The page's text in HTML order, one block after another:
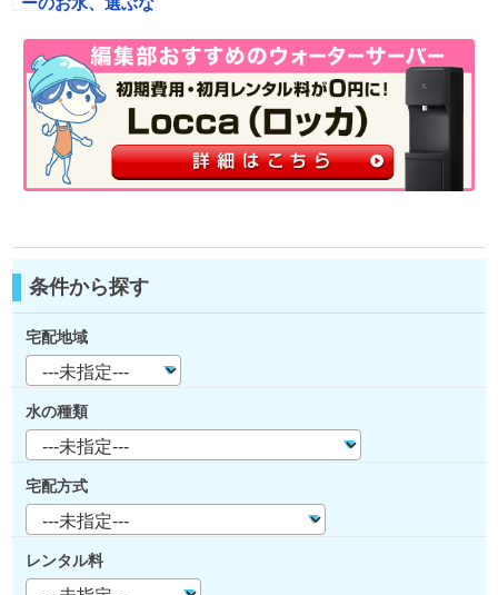
とRO水の違いを
徹底比較！
条件から探す
宅配地域
水の種類
宅配方式
レンタル料